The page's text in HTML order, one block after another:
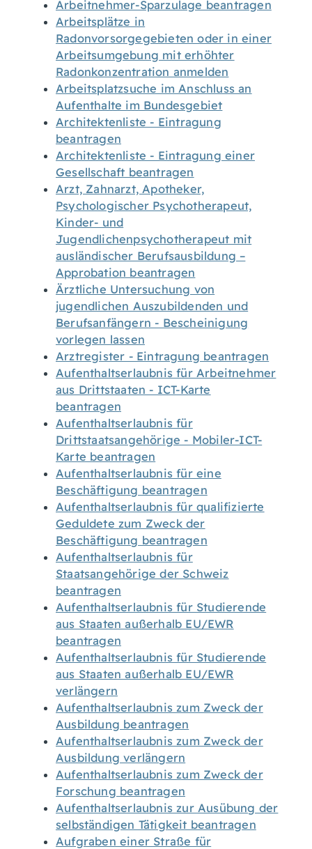
Arbeitnehmer-Sparzulage beantragen
Arbeitsplätze in
Radonvorsorgegebieten oder in einer
Arbeitsumgebung mit erhöhter
Radonkonzentration anmelden
Arbeitsplatzsuche im Anschluss an
Aufenthalte im Bundesgebiet
Architektenliste - Eintragung
beantragen
Architektenliste - Eintragung einer
Gesellschaft beantragen
Arzt, Zahnarzt, Apotheker,
Psychologischer Psychotherapeut,
Kinder- und
Jugendlichenpsychotherapeut mit
ausländischer Berufsausbildung –
Approbation beantragen
Ärztliche Untersuchung von
jugendlichen Auszubildenden und
Berufsanfängern - Bescheinigung
vorlegen lassen
Arztregister - Eintragung beantragen
Aufenthaltserlaubnis für Arbeitnehmer
aus Drittstaaten - ICT-Karte
beantragen
Aufenthaltserlaubnis für
Drittstaatsangehörige - Mobiler-ICT-
Karte beantragen
Aufenthaltserlaubnis für eine
Beschäftigung beantragen
Aufenthaltserlaubnis für qualifizierte
Geduldete zum Zweck der
Beschäftigung beantragen
Aufenthaltserlaubnis für
Staatsangehörige der Schweiz
beantragen
Aufenthaltserlaubnis für Studierende
aus Staaten außerhalb EU/EWR
beantragen
Aufenthaltserlaubnis für Studierende
aus Staaten außerhalb EU/EWR
verlängern
Aufenthaltserlaubnis zum Zweck der
Ausbildung beantragen
Aufenthaltserlaubnis zum Zweck der
Ausbildung verlängern
Aufenthaltserlaubnis zum Zweck der
Forschung beantragen
Aufenthaltserlaubnis zur Ausübung der
selbständigen Tätigkeit beantragen
Aufgraben einer Straße für